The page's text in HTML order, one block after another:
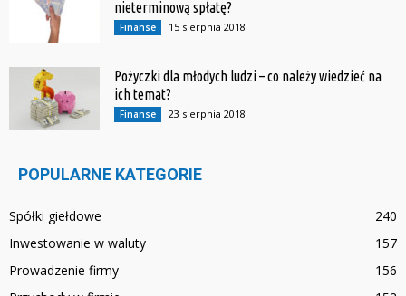
nieterminową spłatę?
Finanse 15 sierpnia 2018
Pożyczki dla młodych ludzi – co należy wiedzieć na
ich temat?
Finanse 23 sierpnia 2018
POPULARNE KATEGORIE
Spółki giełdowe
240
Inwestowanie w waluty
157
Prowadzenie firmy
156